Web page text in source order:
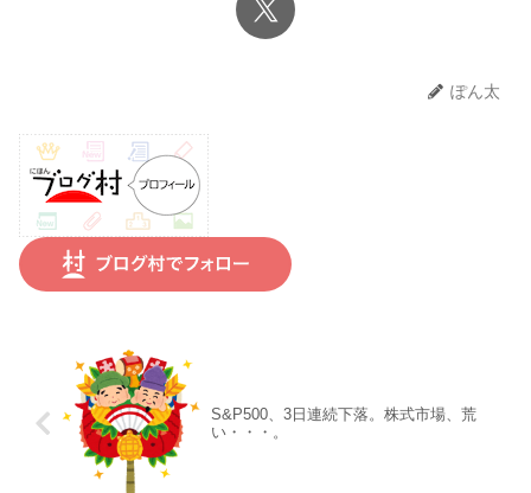
ぽん太
S&P500、3日連続下落。株式市場、荒
い・・・。